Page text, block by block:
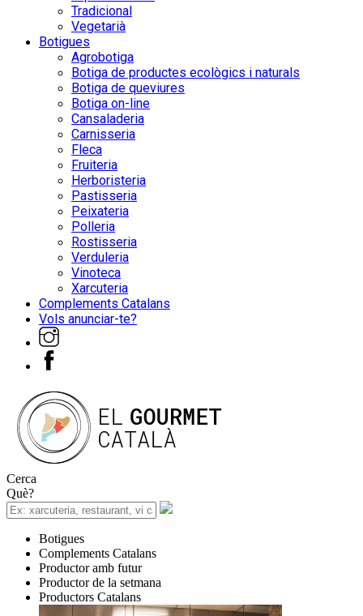
Tradicional
Vegetarià
Botigues
Agrobotiga
Botiga de productes ecològics i naturals
Botiga de queviures
Botiga on-line
Cansaladeria
Carnisseria
Fleca
Fruiteria
Herboristeria
Pastisseria
Peixateria
Polleria
Rostisseria
Verduleria
Vinoteca
Xarcuteria
Complements Catalans
Vols anunciar-te?
Cerca
Què?
Botigues
Complements Catalans
Productor amb futur
Productor de la setmana
Productors Catalans